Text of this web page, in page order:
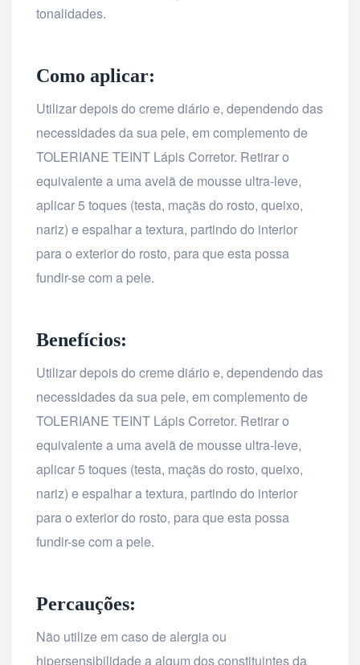
tonalidades.
Como aplicar:
Utilizar depois do creme diário e, dependendo das
necessidades da sua pele, em complemento de
TOLERIANE TEINT Lápis Corretor. Retirar o
equivalente a uma avelã de mousse ultra-leve,
aplicar 5 toques (testa, maçãs do rosto, queixo,
nariz) e espalhar a textura, partindo do interior
para o exterior do rosto, para que esta possa
fundir-se com a pele.
Benefícios:
Utilizar depois do creme diário e, dependendo das
necessidades da sua pele, em complemento de
TOLERIANE TEINT Lápis Corretor. Retirar o
equivalente a uma avelã de mousse ultra-leve,
aplicar 5 toques (testa, maçãs do rosto, queixo,
nariz) e espalhar a textura, partindo do interior
para o exterior do rosto, para que esta possa
fundir-se com a pele.
Percauções:
Não utilize em caso de alergia ou
hipersensibilidade a algum dos constituintes da